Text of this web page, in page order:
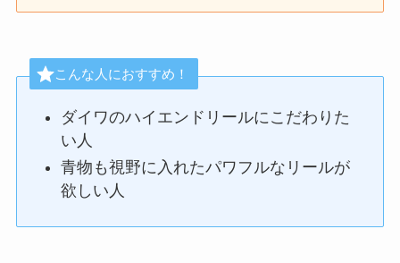
こんな人におすすめ！
ダイワのハイエンドリールにこだわりた
い人
青物も視野に入れたパワフルなリールが
欲しい人